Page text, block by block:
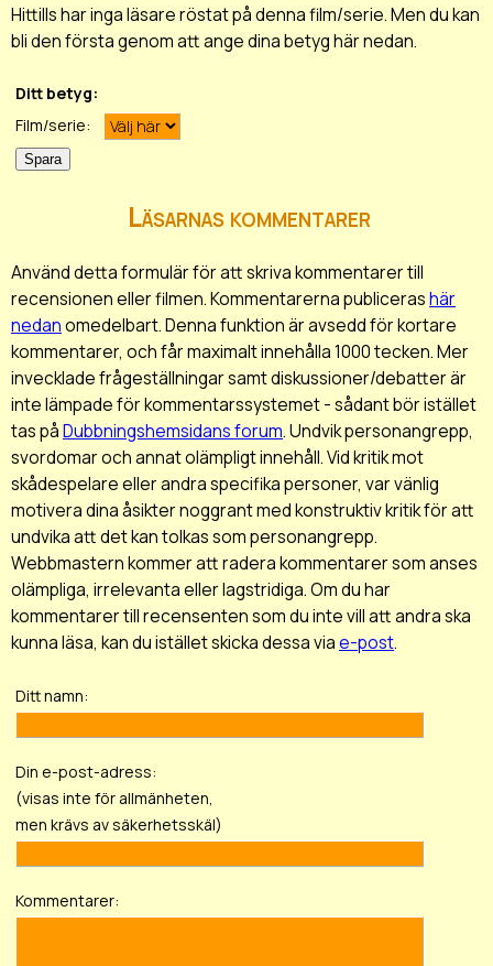
Hittills har inga läsare röstat på denna film/serie. Men du kan
bli den första genom att ange dina betyg här nedan.
Ditt betyg:
Film/serie:
Läsarnas kommentarer
Använd detta formulär för att skriva kommentarer till
recensionen eller filmen. Kommentarerna publicerashär
nedanomedelbart. Denna funktion är avsedd för kortare
kommentarer, och får maximalt innehålla 1000 tecken. Mer
invecklade frågeställningar samt diskussioner/debatter är
inte lämpade för kommentarssystemet - sådant bör istället
tas påDubbningshemsidans forum. Undvik personangrepp,
svordomar och annat olämpligt innehåll. Vid kritik mot
skådespelare eller andra specifika personer, var vänlig
motivera dina åsikter noggrant med konstruktiv kritik för att
undvika att det kan tolkas som personangrepp.
Webbmastern kommer att radera kommentarer som anses
olämpliga, irrelevanta eller lagstridiga. Om du har
kommentarer till recensenten som du inte vill att andra ska
kunna läsa, kan du istället skicka dessa viae-post.
Ditt namn:
Din e-post-adress:
(visas inte för allmänheten,
men krävs av säkerhetsskäl)
Kommentarer: